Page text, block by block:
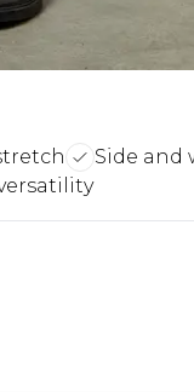
Side and